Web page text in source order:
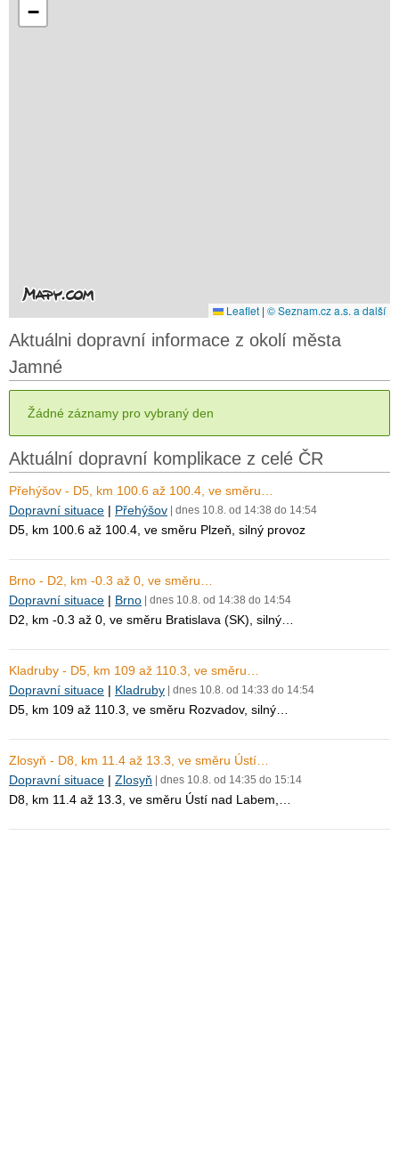
−
Leaflet | © Seznam.cz a.s. a další
Aktuálni dopravní informace z okolí města
Jamné
Žádné záznamy pro vybraný den
Aktuální dopravní komplikace z celé ČR
Přehýšov - D5, km 100.6 až 100.4, ve směru…
Dopravní situace | Přehýšov | dnes 10.8. od 14:38 do 14:54
D5, km 100.6 až 100.4, ve směru Plzeň, silný provoz
Brno - D2, km -0.3 až 0, ve směru…
Dopravní situace | Brno | dnes 10.8. od 14:38 do 14:54
D2, km -0.3 až 0, ve směru Bratislava (SK), silný…
Kladruby - D5, km 109 až 110.3, ve směru…
Dopravní situace | Kladruby | dnes 10.8. od 14:33 do 14:54
D5, km 109 až 110.3, ve směru Rozvadov, silný…
Zlosyň - D8, km 11.4 až 13.3, ve směru Ústí…
Dopravní situace | Zlosyň | dnes 10.8. od 14:35 do 15:14
D8, km 11.4 až 13.3, ve směru Ústí nad Labem,…